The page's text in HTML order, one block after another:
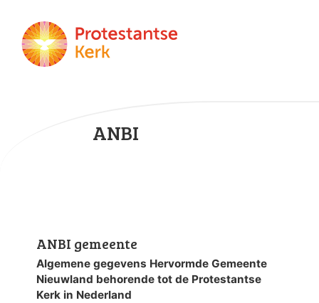
ANBI
ANBI gemeente
Algemene gegevens Hervormde Gemeente
Nieuwland behorende tot de Protestantse
Kerk in Nederland